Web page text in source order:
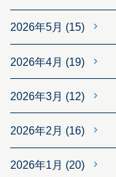
2026年5月 (15)
2026年4月 (19)
2026年3月 (12)
2026年2月 (16)
2026年1月 (20)